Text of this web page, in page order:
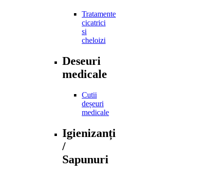
Tratamente
cicatrici
si
cheloizi
Deseuri
medicale
Cutii
deșeuri
medicale
Igienizanți
/
Sapunuri